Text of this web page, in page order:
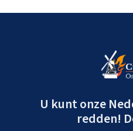
U kunt onze
redden!